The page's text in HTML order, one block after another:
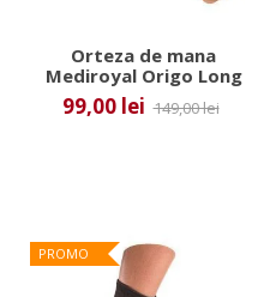
Orteza de mana
Mediroyal Origo Long
99,00 lei 149,00 lei
PROMO